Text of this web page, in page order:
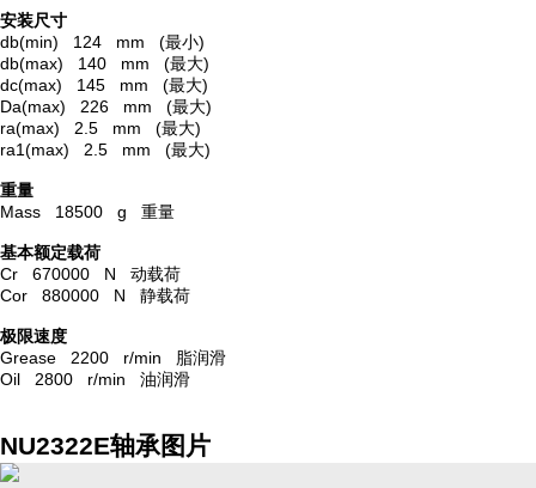
安装尺寸
db(min) 124 mm (最小)
db(max) 140 mm (最大)
dc(max) 145 mm (最大)
Da(max) 226 mm (最大)
ra(max) 2.5 mm (最大)
ra1(max) 2.5 mm (最大)
重量
Mass 18500 g 重量
基本额定载荷
Cr 670000 N 动载荷
Cor 880000 N 静载荷
极限速度
Grease 2200 r/min 脂润滑
Oil 2800 r/min 油润滑
NU2322E轴承图片